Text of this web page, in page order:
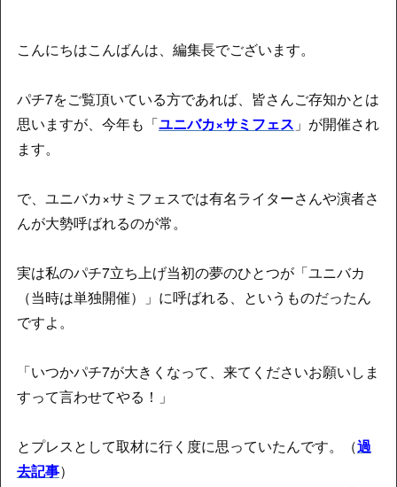
こんにちはこんばんは、編集長でございます。
パチ7をご覧頂いている方であれば、皆さんご存知かとは
思いますが、今年も「ユニバカ×サミフェス 」が開催され
ます。
で、ユニバカ×サミフェスでは有名ライターさんや演者さ
んが大勢呼ばれるのが常。
実は私のパチ7立ち上げ当初の夢のひとつが「ユニバカ
（当時は単独開催）」に呼ばれる、というものだったん
ですよ。
「いつかパチ7が大きくなって、来てくださいお願いしま
すって言わせてやる！」
とプレスとして取材に行く度に思っていたんです。（過
去記事）